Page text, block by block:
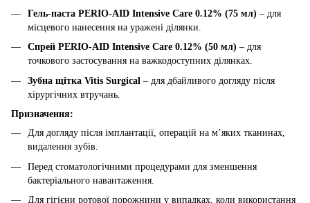
Гель-паста PERIO-AID Intensive Care 0.12% (75 мл) – для
місцевого нанесення на уражені ділянки.
Спрей PERIO-AID Intensive Care 0.12% (50 мл) – для
точкового застосування на важкодоступних ділянках.
Зубна щітка Vitis Surgical – для дбайливого догляду після
хірургічних втручань.
Призначення:
Для догляду після імплантації, операцій на м’яких тканинах,
видалення зубів.
Перед стоматологічними процедурами для зменшення
бактеріального навантаження.
Для гігієни ротової порожнини у випадках, коли використання